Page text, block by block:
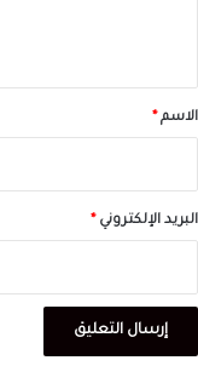
*الاسم*
البريد الإلكتروني*